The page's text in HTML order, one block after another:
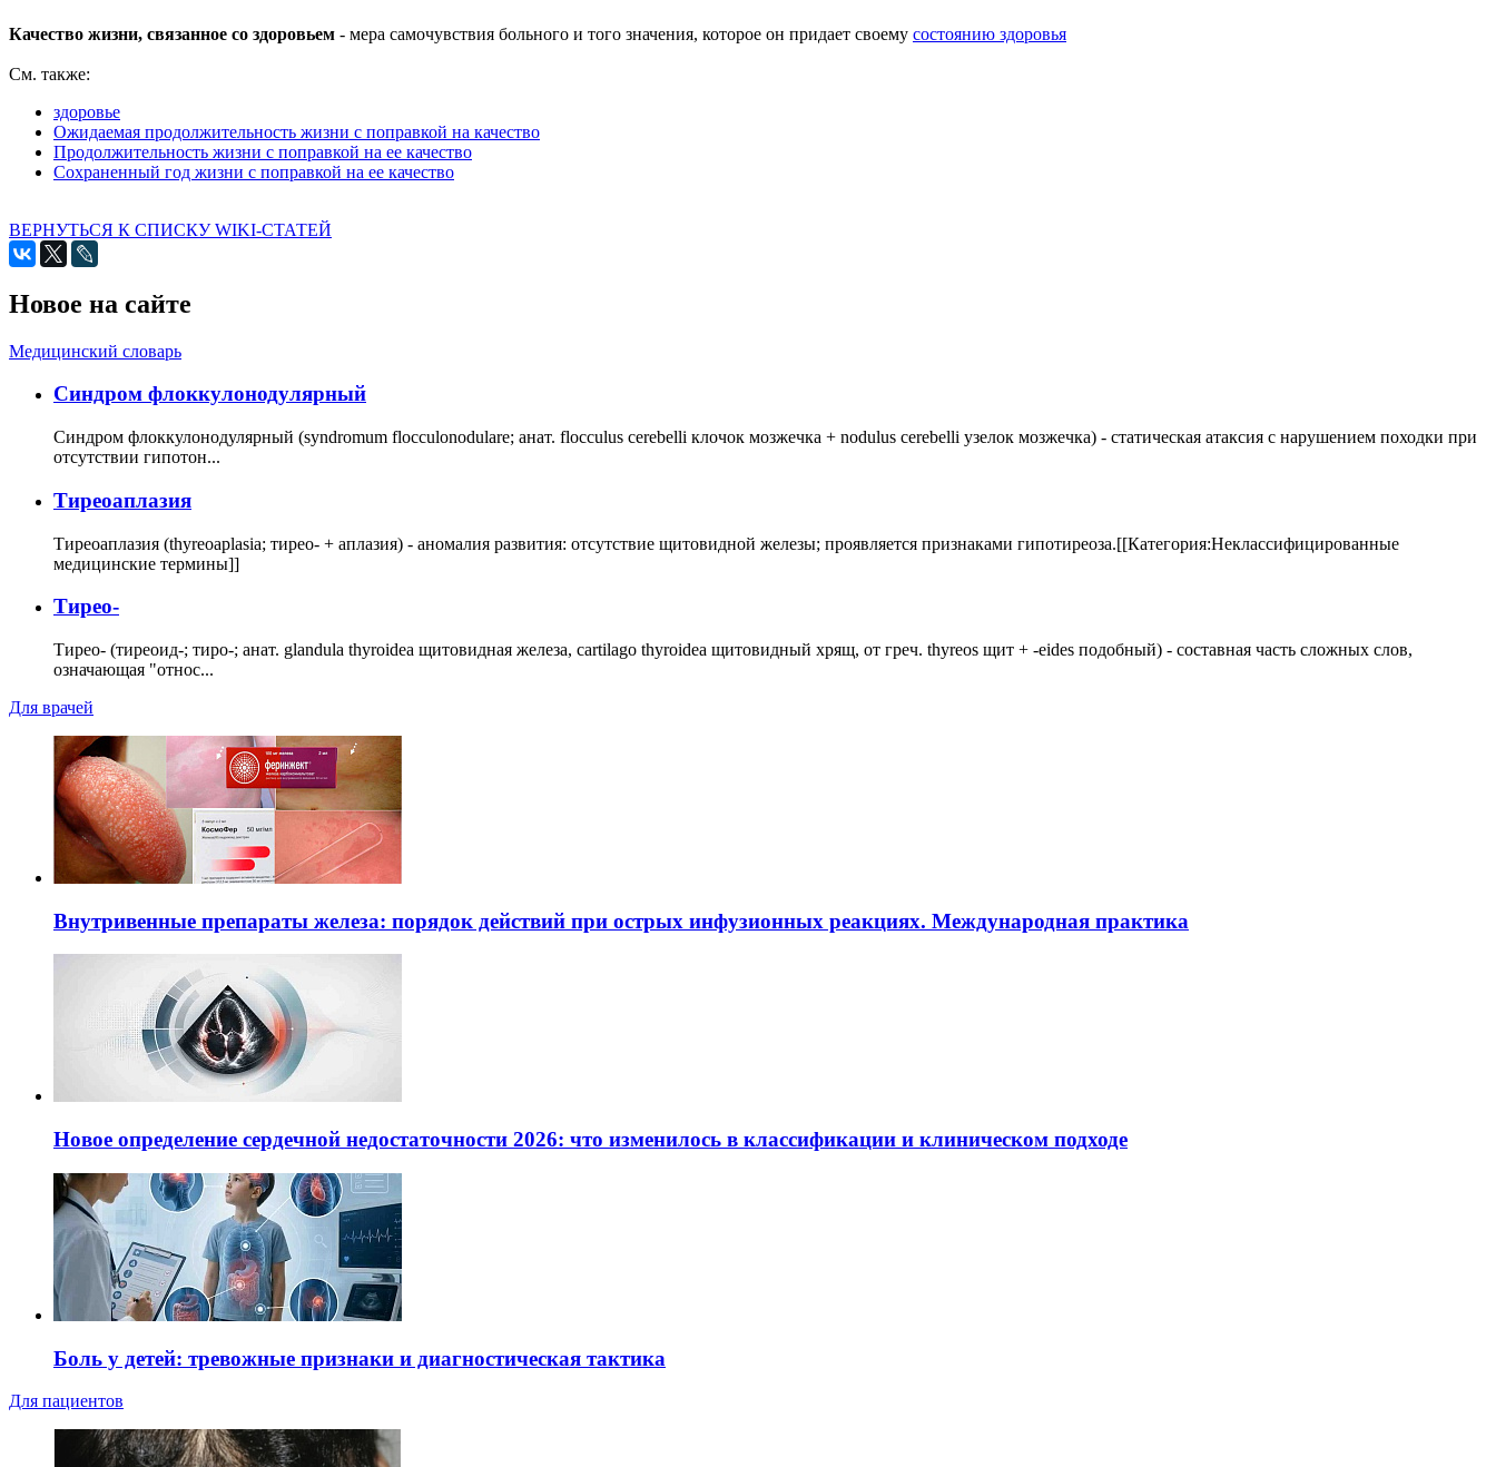
Качество жизни, связанное со здоровьем - мера самочувствия больного и того значения, которое он придает своему состоянию здоровья
См. также:
здоровье
Ожидаемая продолжительность жизни с поправкой на качество
Продолжительность жизни с поправкой на ее качество
Сохраненный год жизни с поправкой на ее качество
ВЕРНУТЬСЯ К СПИСКУ WIKI-СТАТЕЙ
Новое на сайте
Медицинский словарь
Cиндром флоккулонодулярный
Синдром флоккулонодулярный (syndromum flocculonodulare; анат. flocculus cerebelli клочок мозжечка + nodulus cerebelli узелок мозжечка) - статическая атаксия с нарушением походки при
отсутствии гипотон...
Тиреоаплазия
Тиреоаплазия (thyreoaplasia; тирео- + аплазия) - аномалия развития: отсутствие щитовидной железы; проявляется признаками гипотиреоза.[[Категория:Неклассифицированные
медицинские термины]]
Тирео-
Тирео- (тиреоид-; тиро-; анат. glandula thyroidea щитовидная железа, cartilago thyroidea щитовидный хрящ, от греч. thyreos щит + -eides подобный) - составная часть сложных слов,
означающая "относ...
Для врачей
Внутривенные препараты железа: порядок действий при острых инфузионных реакциях. Международная практика
Новое определение сердечной недостаточности 2026: что изменилось в классификации и клиническом подходе
Боль у детей: тревожные признаки и диагностическая тактика
Для пациентов